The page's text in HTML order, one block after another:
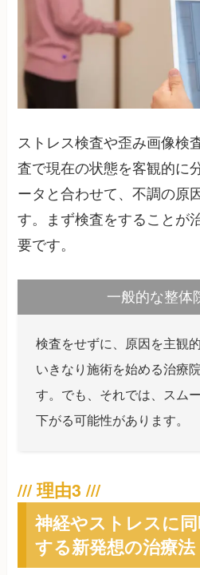
ストレス検査や歪み画像検
査で現在の状態を客観的に
ータと合わせて、不調の原
す。まず検査をすることが
要です。
一般的な整体
検査をせずに、原因を主観
いきなり施術を始める治療
す。でも、それでは、スム
下がる可能性があります。
神経やストレスに
する新発想の治療法